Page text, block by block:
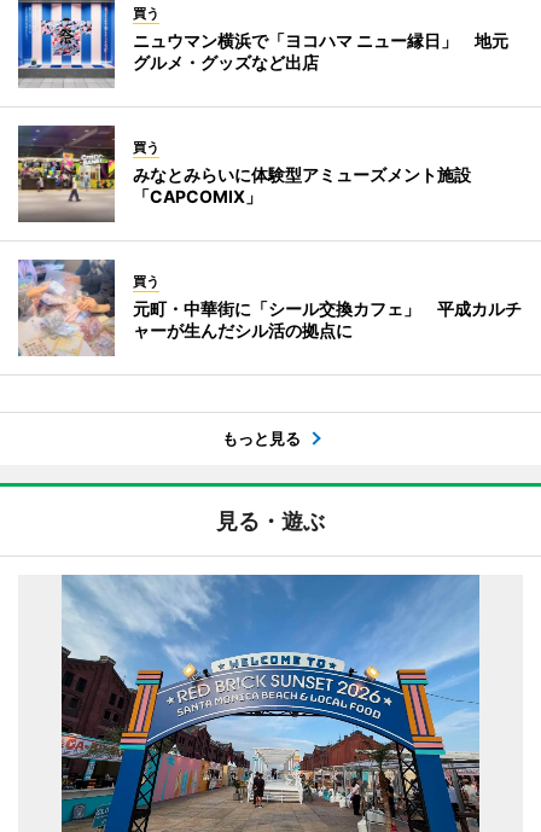
買う
ニュウマン横浜で「ヨコハマ ニュー縁日」 地元
グルメ・グッズなど出店
買う
みなとみらいに体験型アミューズメント施設
「CAPCOMIX」
買う
元町・中華街に「シール交換カフェ」 平成カルチ
ャーが生んだシル活の拠点に
もっと見る
見る・遊ぶ